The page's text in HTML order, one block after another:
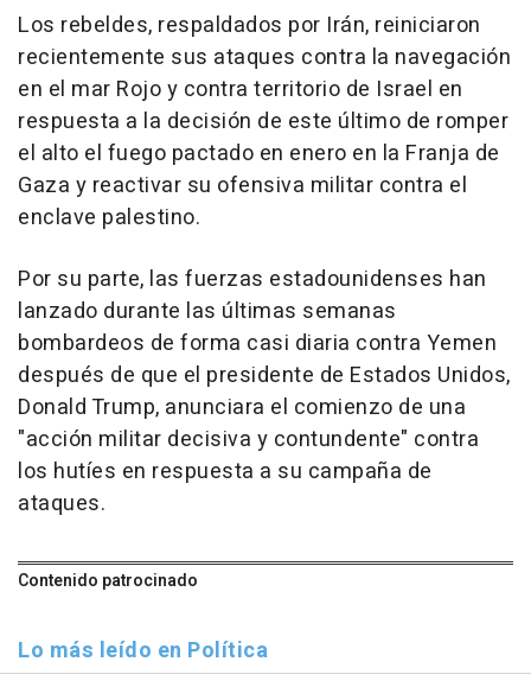
Los rebeldes, respaldados por Irán, reiniciaron
recientemente sus ataques contra la navegación
en el mar Rojo y contra territorio de Israel en
respuesta a la decisión de este último de romper
el alto el fuego pactado en enero en la Franja de
Gaza y reactivar su ofensiva militar contra el
enclave palestino.
Por su parte, las fuerzas estadounidenses han
lanzado durante las últimas semanas
bombardeos de forma casi diaria contra Yemen
después de que el presidente de Estados Unidos,
Donald Trump, anunciara el comienzo de una
"acción militar decisiva y contundente" contra
los hutíes en respuesta a su campaña de
ataques.
Contenido patrocinado
Lo más leído en Política